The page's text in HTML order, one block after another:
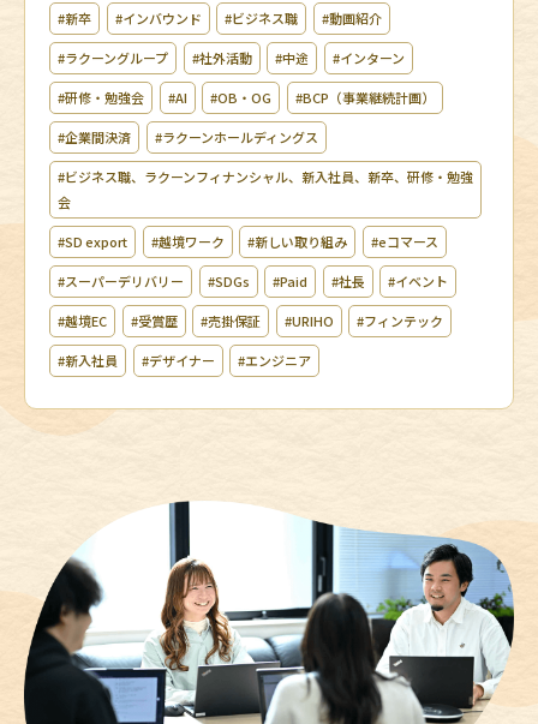
#新卒 #インバウンド #ビジネス職 #動画紹介
#ラクーングループ #社外活動 #中途 #インターン
#研修・勉強会 #AI #OB・OG #BCP（事業継続計画）
#企業間決済 #ラクーンホールディングス
#ビジネス職、ラクーンフィナンシャル、新入社員、新卒、研修・勉強
会
#SD export #越境ワーク #新しい取り組み #eコマース
#スーパーデリバリー #SDGs #Paid #社長 #イベント
#越境EC #受賞歴 #売掛保証 #URIHO #フィンテック
#新入社員 #デザイナー #エンジニア